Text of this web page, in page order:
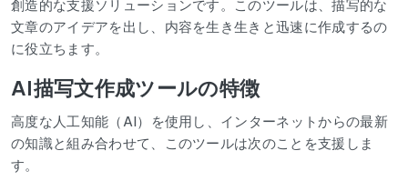
創造的な支援ソリューションです。このツールは、描写的な
文章のアイデアを出し、内容を生き生きと迅速に作成するの
に役立ちます。
AI描写文作成ツールの特徴
高度な人工知能（AI）を使用し、インターネットからの最新
の知識と組み合わせて、このツールは次のことを支援しま
す。